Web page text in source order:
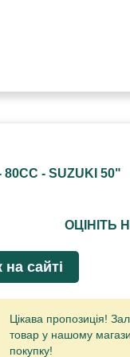
- SUZUKI 50"
ОЦІНІТЬ
на сайті
Цікава пропозиція!
товар у нашому
покупку!